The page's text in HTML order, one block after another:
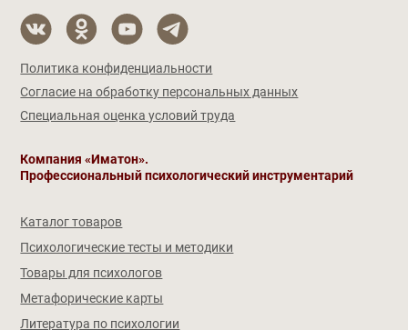
Политика конфиденциальности
Согласие на обработку персональных данных
Специальная оценка условий труда
Компания «Иматон».
Профессиональный психологический инструментарий
Каталог товаров
Психологические тесты и методики
Товары для психологов
Метафорические карты
Литература по психологии